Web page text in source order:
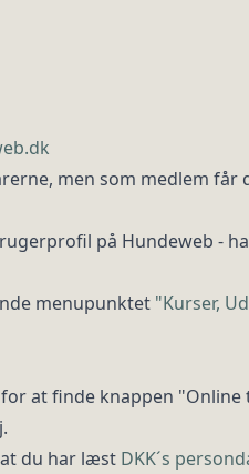
men som medlem får
på Hundeweb -
menupunktet "Kurser,
at finde knappen
du har læst DKK´s